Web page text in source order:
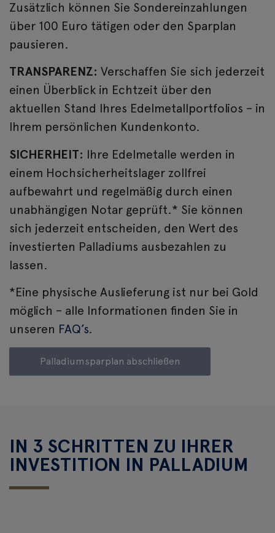
Zusätzlich können Sie Sondereinzahlungen
über 100 Euro tätigen oder den Sparplan
pausieren.
TRANSPARENZ: Verschaffen Sie sich jederzeit
einen Überblick in Echtzeit über den
aktuellen Stand Ihres Edelmetallportfolios – in
Ihrem persönlichen Kundenkonto.
SICHERHEIT: Ihre Edelmetalle werden in
einem Hochsicherheitslager zollfrei
aufbewahrt und regelmäßig durch einen
unabhängigen Notar geprüft.* Sie können
sich jederzeit entscheiden, den Wert des
investierten Palladiums ausbezahlen zu
lassen.
*Eine physische Auslieferung ist nur bei Gold
möglich – alle Informationen finden Sie in
unseren FAQ’s.
Palladiumsparplan abschließen
IN 3 SCHRITTEN ZU IHRER
INVESTITION IN PALLADIUM